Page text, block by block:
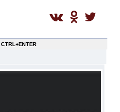
CTRL+ENTER